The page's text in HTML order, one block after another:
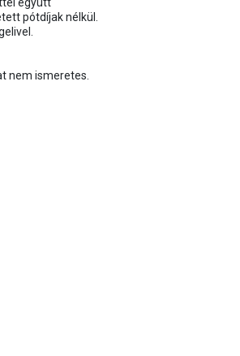
pótdíjak nélkül.
nem ismeretes.